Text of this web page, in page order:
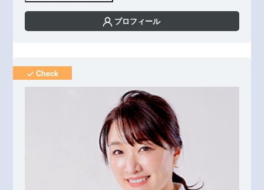
プロフィール
Check